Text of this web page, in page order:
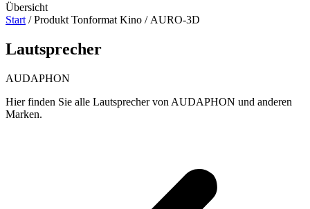
Übersicht
Start / Produkt Tonformat Kino / AURO-3D
Lautsprecher
AUDAPHON
Hier finden Sie alle Lautsprecher von AUDAPHON und anderen
Marken.